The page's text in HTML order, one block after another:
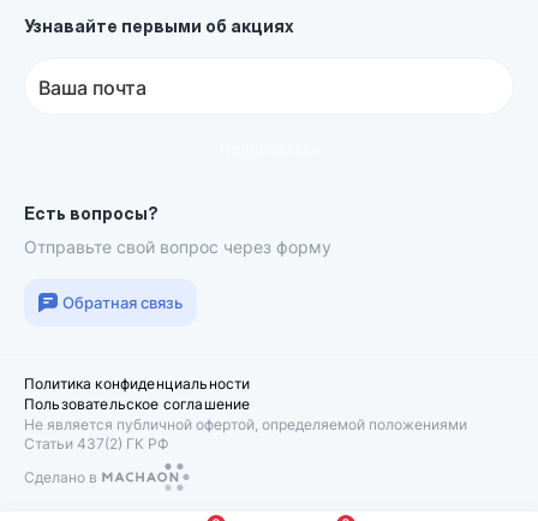
Узнавайте первыми об акциях
Ваша почта
Есть вопросы?
Отправьте свой вопрос через форму
Обратная связь
Политика конфиденциальности
Пользовательское соглашение
Не является публичной офертой, определяемой положениями
Статьи 437(2) ГК РФ
Сделано в
Machaon